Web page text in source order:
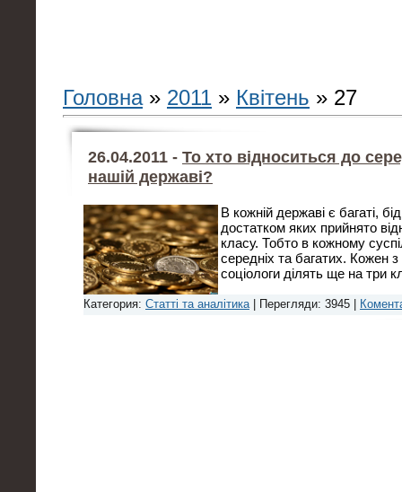
Головна» 2011 » Квітень » 27
26.04.2011 - То хто відноситься до
нашій державі?
В кожній державі є багаті,
достатком яких прийнято
класу. Тобто в кожному
середніх та багатих. Кожен
соціологи ділять ще на три
Категория: Статті та аналітика| Перегляди: 3945 |